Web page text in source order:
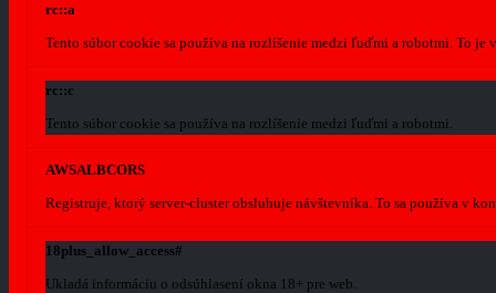
rc::a
Tento súbor cookie sa používa na rozlíšenie medzi ľuďmi a robotmi. To
rc::c
Tento súbor cookie sa používa na rozlíšenie medzi ľuďmi a robotmi.
AWSALBCORS
Registruje, ktorý server-cluster obsluhuje návštevníka. To sa používa v
18plus_allow_access#
Ukladá informáciu o odsúhlasení okna 18+ pre web.